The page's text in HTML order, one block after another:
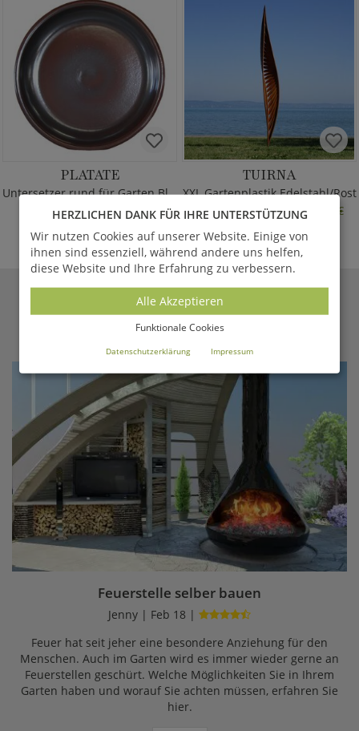
PLATATE
Untersetzer rund für Garten Blumentöpfe
ab35,00 €*
TUIRNA
XXL Gartenplastik Edelstahl/Rost
bis 31.12.26 statt3.505,00 €
ab 2.804,00 €
GARTENTRAUM.DEMAGAZIN
Feuerstelle selber bauen
Jenny | Feb 18 |
Feuer hat seit jeher eine besondere Anziehung für den
Menschen. Auch im Garten wird es immer wieder gerne an
Feuerstellen geschürt. Welche Möglichkeiten Sie in Ihrem
Garten haben und worauf Sie achten müssen, erfahren Sie
hier.
HERZLICHEN DANK FÜR IHRE UNTERSTÜTZUNG
Wir nutzen Cookies auf unserer Website. Einige von
ihnen sind essenziell, während andere uns helfen,
diese Website und Ihre Erfahrung zu verbessern.
Alle Akzeptieren
Funktionale Cookies
Datenschutzerklärung Impressum